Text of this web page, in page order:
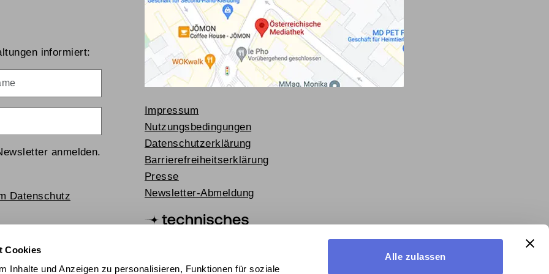
Cookies
Inhalte und Anzeigen zu personalisieren, Funktionen für soziale
Alle zulassen
informiert:
anmelden.
Datenschutz
Impressum
Nutzungsbedingungen
Datenschutzerklärung
Barrierefreiheitserklärung
Presse
Newsletter-Abmeldung